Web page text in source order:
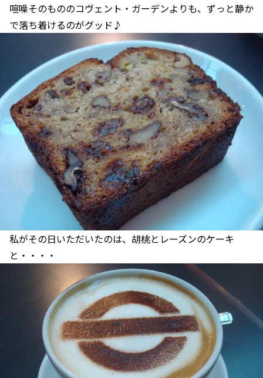
喧噪そのもののコヴェント・ガーデンよりも、ずっと静か
で落ち着けるのがグッド♪
私がその日いただいたのは、胡桃とレーズンのケーキ
と・・・・